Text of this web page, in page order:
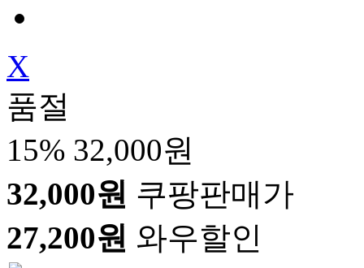
X
품절
15% 32,000원
32,000원 쿠팡판매가
27,200원 와우할인